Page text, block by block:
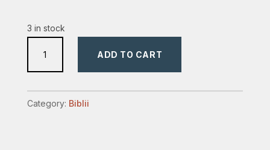
3 in stock
mare
quantity
ADD TO CART
Category: Biblii